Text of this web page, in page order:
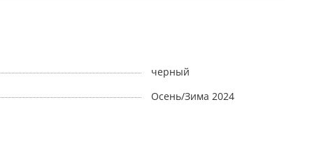
черный
Осень/Зима 2024